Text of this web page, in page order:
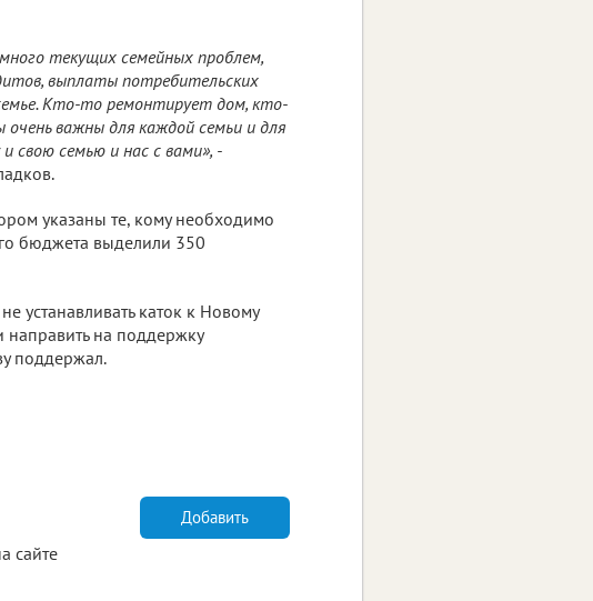
текущих семейных проблем,
выплаты потребительских
Кто-то ремонтирует дом, кто-
очень важны для каждой семьи и для
свою семью и нас с вами», -
указаны те, кому необходимо
бюджета выделили 350
устанавливать каток к Новому
на поддержку
поддержал.
сайте
Добавить